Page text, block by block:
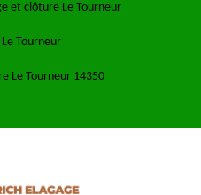
et clôture Le Tourneur
Tourneur
Le Tourneur 14350